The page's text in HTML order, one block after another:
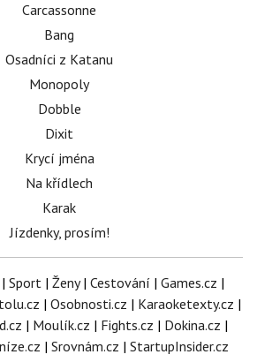
Carcassonne
Bang
Osadníci z Katanu
Monopoly
Dobble
Dixit
Krycí jména
Na křídlech
Karak
Jízdenky, prosím!
Sport | Ženy| Cestování | Games.cz |
| Osobnosti.cz | Karaoketexty.cz |
| Moulík.cz | Fights.cz | Dokina.cz |
| Srovnám.cz | StartupInsider.cz